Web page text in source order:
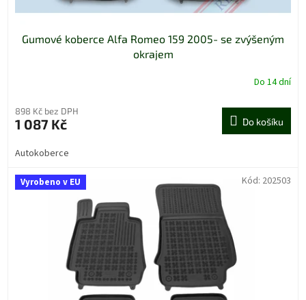
Gumové koberce Alfa Romeo 159 2005- se zvýšeným
okrajem
Do 14 dní
898 Kč bez DPH
1 087 Kč Do košíku
Autokoberce
Vyrobeno v EU Kód: 202503